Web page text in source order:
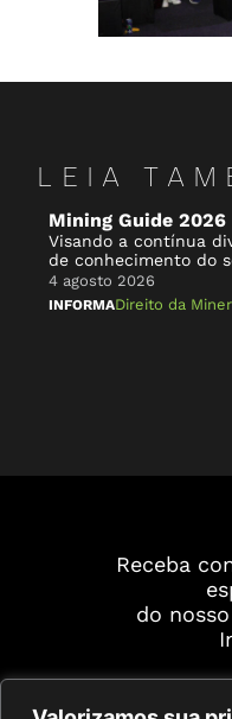
LEIA
Mining Guide 2026
Visando a contínua
de conhecimento do
4 agosto 2026
INFORMADireito da
Receba
do